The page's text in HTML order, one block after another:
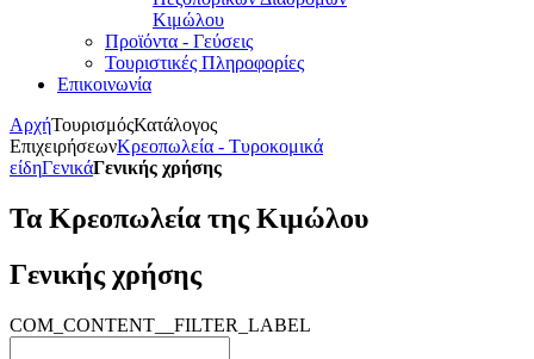
Κιμώλου
Προϊόντα - Γεύσεις
Τουριστικές Πληροφορίες
Επικοινωνία
ΑρχήΤουρισμόςΚατάλογος
ΕπιχειρήσεωνΚρεοπωλεία - Τυροκομικά
είδηΓενικάΓενικής χρήσης
Τα Κρεοπωλεία της Κιμώλου
Γενικής χρήσης
COM_CONTENT__FILTER_LABEL